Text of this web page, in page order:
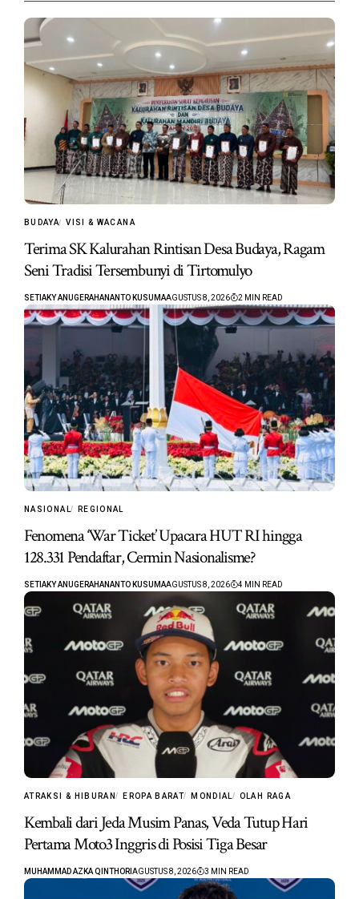
BUDAYA VISI & WACANA
Terima SK Kalurahan Rintisan Desa Budaya, Ragam
Seni Tradisi Tersembunyi di Tirtomulyo
SETIAKY ANUGERAHANANTO KUSUMAAGUSTUS 8, 2026 2 MIN READ
NASIONAL REGIONAL
Fenomena ‘War Ticket’ Upacara HUT RI hingga
128.331 Pendaftar, Cermin Nasionalisme?
SETIAKY ANUGERAHANANTO KUSUMAAGUSTUS 8, 2026 4 MIN READ
ATRAKSI & HIBURAN EROPA BARAT MONDIAL OLAH RAGA
Kembali dari Jeda Musim Panas, Veda Tutup Hari
Pertama Moto3 Inggris di Posisi Tiga Besar
MUHAMMAD AZKA QINTHORI AGUSTUS 8, 2026 3 MIN READ